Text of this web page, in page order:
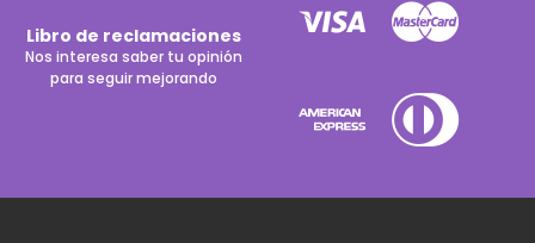
Libro de reclamaciones
Nos interesa saber tu opinión
para seguir mejorando